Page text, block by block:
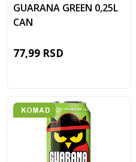
GUARANA GREEN 0,25L
CAN
77,99 RSD